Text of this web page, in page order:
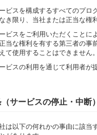
ビスを構成するすべてのプロ
き限り、当社または正当な権
ビスをご利用いただくことに
当な権利を有する第三者の
て使用することはできません。
ビスの利用を通じて利用者が
サービスの停止・中断）
は以下の何れかの事由に該当